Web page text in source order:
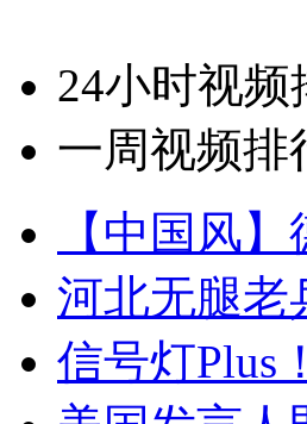
24小时视频
一周视频排
【中国风
河北无腿老
信号灯Plus